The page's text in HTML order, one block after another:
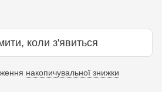
коли з'явиться
накопичувальної знижки